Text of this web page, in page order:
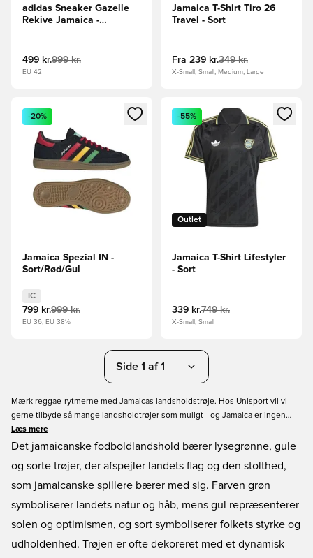
adidas Sneaker Gazelle
Rekive Jamaica -
499 kr.999 kr.
EU 42
Jamaica T-Shirt Tiro 26
Travel - Sort
Fra 239 kr.349 kr.
X-Small, Small, Medium, Large
Åbner en Modal til at logge ind eller tilmelde dig som
-20%
Jamaica Spezial IN -
Sort/Rød/Gul
IC
799 kr.999 kr.
EU 36, EU 38½
Åbner en Modal til at logge
Outlet
-55%
Jamaica T-Shirt Lifestyler
- Sort
339 kr.749 kr.
X-Small, Small
Side 1 af 1
Mærk reggae-rytmerne med Jamaicas landsholdstrøje. Hos Unisport vil vi
gerne tilbyde så mange landsholdtrøjer som muligt - og Jamaica er ingen
undtagelse her. Jamaicas landshold, og kaldet The Reggae Boyz, har
tidligere været med til VM i 1998. Nu har du chancen for at vise din støtte til
Læs mere
Det jamaicanske fodboldlandshold bærer lysegrønne, gule
og sorte trøjer, der afspejler landets flag og den stolthed,
som jamaicanske spillere bærer med sig. Farven grøn
symboliserer landets natur og håb, mens gul repræsenterer
solen og optimismen, og sort symboliserer folkets styrke og
udholdenhed. Trøjen er ofte dekoreret med et dynamisk